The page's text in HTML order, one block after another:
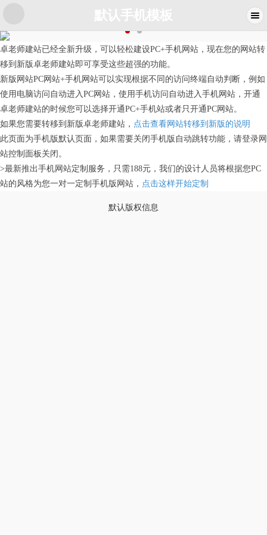
卓老师建站已经全新升级，可以轻松建设PC+手机网站，现在您的网站转
移到新版卓老师建站即可享受这些超强的功能。
新版网站PC网站+手机网站可以实现根据不同的访问终端自动判断，例如
使用电脑访问自动进入PC网站，使用手机访问自动进入手机网站，开通
卓老师建站的时候您可以选择开通PC+手机站或者只开通PC网站。
如果您需要转移到新版卓老师建站， 点击查看网站转移到新版的说明
此页面为手机版默认页面，如果需要关闭手机版自动跳转功能，请登录网
站控制面板关闭。
>最新推出手机网站定制服务，只需188元，我们的设计人员将根据您PC
站的风格为您一对一定制手机版网站， 点击这样开始定制
默认版权信息